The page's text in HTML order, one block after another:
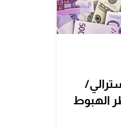
الهبوط